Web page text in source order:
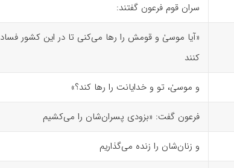
سران قوم فرعون گفتند:
«آیا موسیٰ و قومش را رها می‌کنی تا در این کشور فساد
کنند
و موسیٰ، تو و خدایانت را رها کند؟»
فرعون گفت: «بزودی پسران‌شان را می‌کشیم
و زنان‌شان را زنده می‌گذاریم